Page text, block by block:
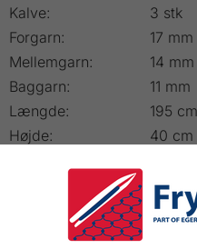
Kalve:
3 stk
Forgarn:
17 mm
Mellemgarn:
14 mm
Baggarn:
11 mm
Længde:
195 cm
Højde:
40 cm
Bøjle diameter:
40 /